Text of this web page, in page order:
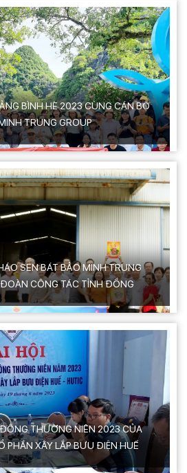
BÌNH HÈ 2023 CÙNG CÁN BỘ
TRUNG GROUP
SEN BÁT BẢO MINH TRUNG
CÔNG TÁC TỈNH ĐỒNG
THƯỜNG NIÊN 2023 CỦA
PHẦN XÂY LẮP BƯU ĐIỆN HUẾ